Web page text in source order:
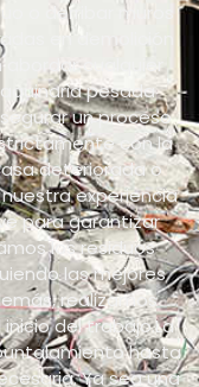
o derribar muros
en demolición
cualquier
pesada
un proceso
con la
deteriorada o
experiencia
para garantizar
los residuos
las mejores
realizamos
del trabajo.La
hasta
Ya sea una